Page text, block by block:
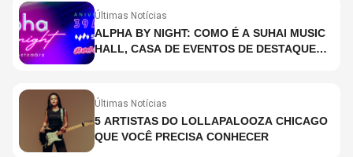
Últimas Notícias
ALPHA BY NIGHT: COMO É A SUHAI MUSIC
HALL, CASA DE EVENTOS DE DESTAQUE
Últimas Notícias
5 ARTISTAS DO LOLLAPALOOZA CHICAGO
QUE VOCÊ PRECISA CONHECER